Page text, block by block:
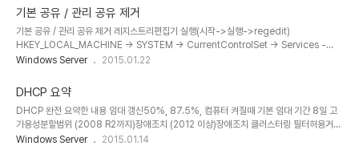
있는 라우팅정보(메일서버)를 제공한다. SRV(SeRVice) : 서비스 위치 레코드; 비슷한
TCP/IP 서비스를 제공하는 다수의 서버 위치 정보를 제공한다. PTR(PoinTeR) : 포인터
리소스 레코드; 다른 DNS레코드를 가리킴, 역방향 조회에서 A레코드를 가리킬때 사용한
다. SOA(Start Of Authority) : 권..
기본 공유 / 관리 공유 제거
기본 공유 / 관리 공유 제거 레지스트리편집기 실행(시작->실행->regedit)
HKEY_LOCAL_MACHINE → SYSTEM → CurrentControlSet → Services -
>Lanmanserver의 parameters - parameters 클릭 후 오른쪽 윈도우 영역에서 마우
면 각 OS에 맞는 이름을 아래를 참고하여 입력하고 레지스트리 편집기를 닫음.
AutoShareWks : Windows XP/Windows 2000 Pro/Windows Vista/Windows
7/8/8.1 인 경우 AutoShareServer : Windows 2000/2003/2008/2012 Server
인 경우 - 위와..
Windows Server 2015.01.22
DHCP 요약
DHCP 완전 요약한 내용 임대 갱신50%, 87.5%, 컴퓨터 켜질때 기본 임대 기간 8일 고
가용성분할범위 (2008 R2까지)장애조치 (2012 이상)장애조치 클러스터링 필터허용거부
예약MACGETMAC /V /S GETMAC /Varp -a DHCP 데이터베이스
Windows Server 2015.01.14